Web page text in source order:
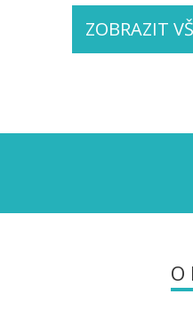
ZOBRAZIT
O